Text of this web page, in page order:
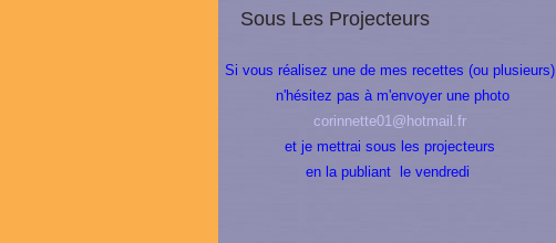
Sous Les Projecteurs
Si vous réalisez une de mes recettes (ou plusieurs)
n'hésitez pas à m'envoyer une photo
corinnette01@hotmail.fr
et je mettrai sous les projecteurs
en la publiant le vendredi